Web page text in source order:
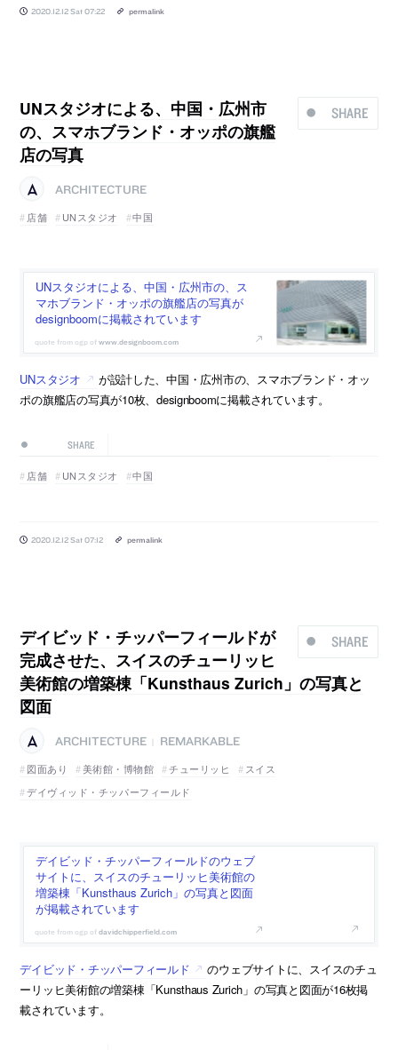
2020.12.12 Sat 07:22 permalink
SHARE
UNスタジオによる、中国・広州市
の、スマホブランド・オッポの旗艦
店の写真
ARCHITECTURE
店舗
UNスタジオ 中国
UNスタジオによる、中国・広州市の、ス
マホブランド・オッポの旗艦店の写真が
designboomに掲載されています
www.designboom.com
UNスタジオ
が設計した、中国・広州市の、スマホブランド・オッ
ポの旗艦店の写真が10枚、designboomに掲載されています。
SHARE
店舗 UNスタジオ 中国
2020.12.12 Sat 07:12 permalink
SHARE
デイビッド・チッパーフィールドが
完成させた、スイスのチューリッヒ
美術館の増築棟「Kunsthaus Zurich」の写真と
図面
ARCHITECTURE
REMARKABLE
図面あり
美術館・博物館 チューリッヒ
スイス
デイヴィッド・チッパーフィールド
デイビッド・チッパーフィールドのウェブ
サイトに、スイスのチューリッヒ美術館の
増築棟「Kunsthaus Zurich」の写真と図面
が掲載されています
davidchipperfield.com
デイビッド・チッパーフィールド
のウェブサイトに、スイスのチュ
ーリッヒ美術館の増築棟「Kunsthaus Zurich」の写真と図面が16枚掲
載されています。